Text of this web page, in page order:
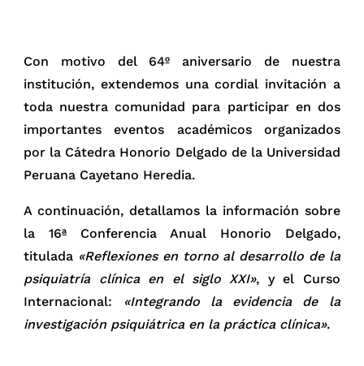
Con motivo del 64º aniversario de nuestra
institución, extendemos una cordial invitación a
toda nuestra comunidad para participar en dos
importantes eventos académicos organizados
por la Cátedra Honorio Delgado de la Universidad
Peruana Cayetano Heredia.
A continuación, detallamos la información sobre
la 16ª Conferencia Anual Honorio Delgado,
titulada «Reflexiones en torno al desarrollo de la
psiquiatría clínica en el siglo XXI», y el Curso
Internacional:
«Integrando la evidencia de la
investigación psiquiátrica en la práctica clínica».